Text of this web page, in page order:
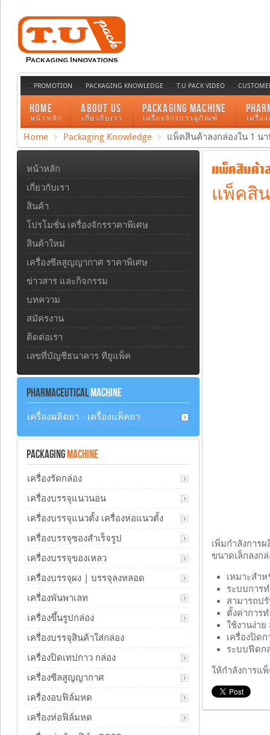
PROMOTION PACKAGING KNOWLEDGE T.U PACK VIDEO
HOME
หน้าหลัก
ABOUT US
เกี่ยวกับเรา
PACKAGING MACHINE
เครื่องจักรบรรจุภัณฑ์ เครื่อ
Home Packaging Knowledge แพ็คสินค้าลงกล่องใน 1 น
แพ็คสินค้า
แพ็คสิน
เพิ่มกำลังการ
ขนาดเล็กลงก
เหมาะสำ
ระบบการ
สามารถป
ตั้งค่าการ
ใช้งานง่า
เครื่องปิด
ระบบฟีดก
ให้กำลังการแ
หน้าหลัก
เกี่ยวกับเรา
สินค้า
โปรโมชั่น เครื่องจักรราคาพิเศษ
สินค้าใหม่
เครื่องซีลสูญญากาศ ราคาพิเศษ
ข่าวสาร และกิจกรรม
บทความ
สมัครงาน
ติดต่อเรา
เลขที่บัญชีธนาคาร ทียูแพ็ค
PHARMACEUTICALMACHINE
เครื่องผลิตยา - เครื่องแพ็คยา
PACKAGING MACHINE
เครื่องรัดกล่อง
เครื่องบรรจุแนวนอน
เครื่องบรรจุแนวตั้ง เครื่องห่อแนวตั้ง
เครื่องบรรจุซองสำเร็จรูป
เครื่องบรรจุของเหลว
เครื่องบรรจุผง | บรรจุลงหลอด
เครื่องพันพาเลท
เครื่องขึ้นรูปกล่อง
เครื่องบรรจุสินค้าใส่กล่อง
เครื่องปิดเทปกาว กล่อง
เครื่องซีลสูญญากาศ
เครื่องอบฟิล์มหด
เครื่องห่อฟิล์มหด